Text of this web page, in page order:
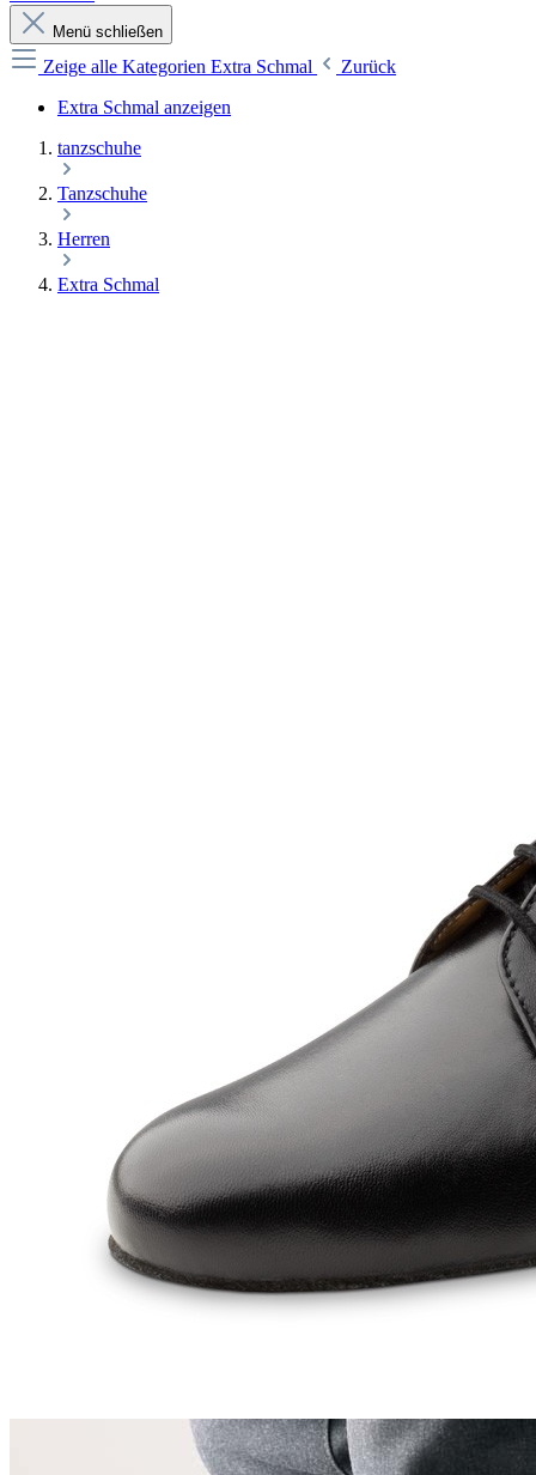
Menü schließen
Zeige alle Kategorien Extra Schmal
Zurück
Extra Schmal anzeigen
tanzschuhe
Tanzschuhe
Herren
Extra Schmal